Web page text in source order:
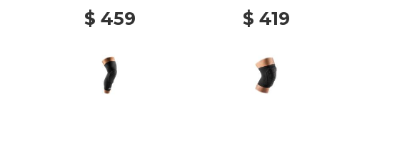
$ 459 $ 419